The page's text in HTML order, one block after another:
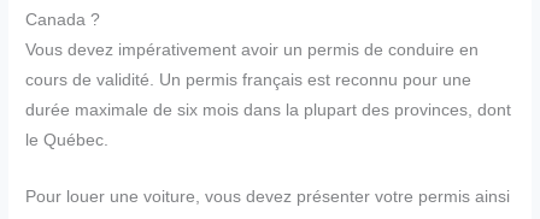
Canada ?
Vous devez impérativement avoir un permis de conduire en
cours de validité. Un permis français est reconnu pour une
durée maximale de six mois dans la plupart des provinces, dont
le Québec.
Pour louer une voiture, vous devez présenter votre permis ainsi